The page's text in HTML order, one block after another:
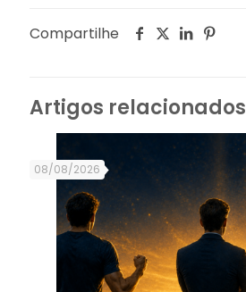
Compartilhe
Artigos relacionados
08/08/2026